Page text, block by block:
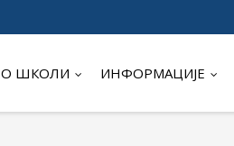
О ШКОЛИ ИНФОРМАЦИЈЕ